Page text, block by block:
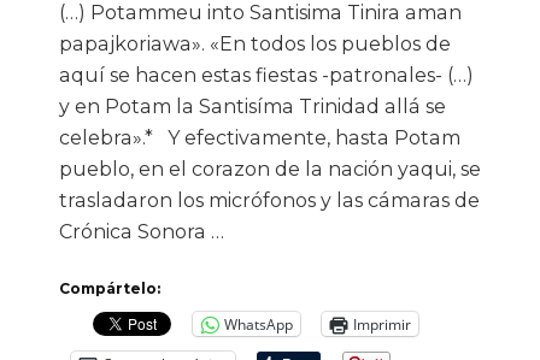
(…) Potammeu into Santisima Tinira aman
papajkoriawa». «En todos los pueblos de
aquí se hacen estas fiestas -patronales- (…)
y en Potam la Santisíma Trinidad allá se
celebra».* Y efectivamente, hasta Potam
pueblo, en el corazon de la nación yaqui, se
trasladaron los micrófonos y las cámaras de
Crónica Sonora …
Compártelo:
WhatsApp
Imprimir